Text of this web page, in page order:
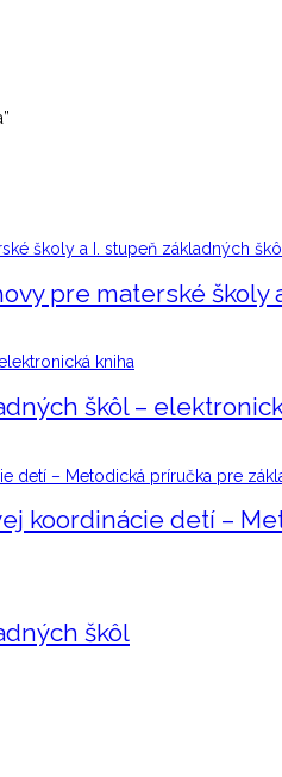
pre materské školy
škôl –
koordinácie detí –
škôl